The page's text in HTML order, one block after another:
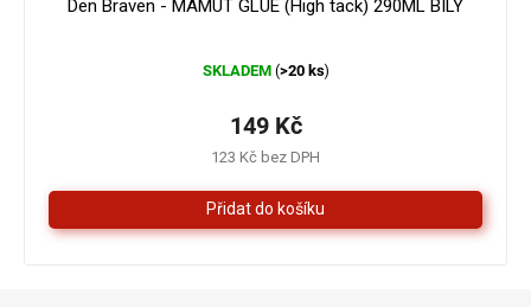
Den Braven - MAMUT GLUE (High tack) 290ML BÍLÝ
hodnocení
je
4,3
z
5
hvězdiček.
SKLADEM (>20 ks)
123 Kč bez DPH
149 Kč